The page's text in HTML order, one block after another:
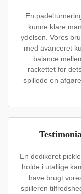
En
kunne klare
ydelsen. Vores
med avanceret
balance
rackettet for
spillede en
En dedikeret
holde i utallige
have brugt
spilleren